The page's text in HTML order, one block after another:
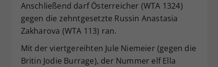
Anschließend darf Österreicher (WTA 1324)
gegen die zehntgesetzte Russin Anastasia
Zakharova (WTA 113) ran.
Mit der viertgereihten Jule Niemeier (gegen die
Britin Jodie Burrage), der Nummer elf Ella